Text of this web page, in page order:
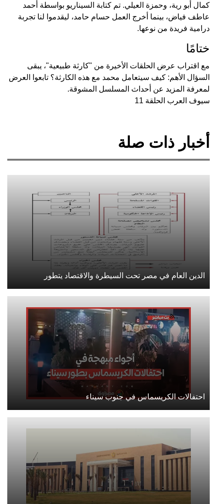
كمال أبو رية، وحمزة العيلي. تم كتابة السيناريو بواسطة أحمد
عاطف فياض، بينما أخرج العمل حسام حامد، ليقدموا لنا تجربة
درامية فريدة من نوعها.
ختامًا
مع اقتراب عرض الحلقات الأخيرة من "كارثة طبيعية"، يبقى
السؤال الأهم: كيف سيتعامل محمد مع هذه الكارثة؟ تابعوا العرض
لمعرفة المزيد عن أحداث المسلسل المشوقة.
سيوف العرب الحلقة 11
أخبار ذات صلة
الدين العام في مصر تحت السيطرة والاقتصاد يتطور
احتفالات الكريسماس في جنوب سيناء